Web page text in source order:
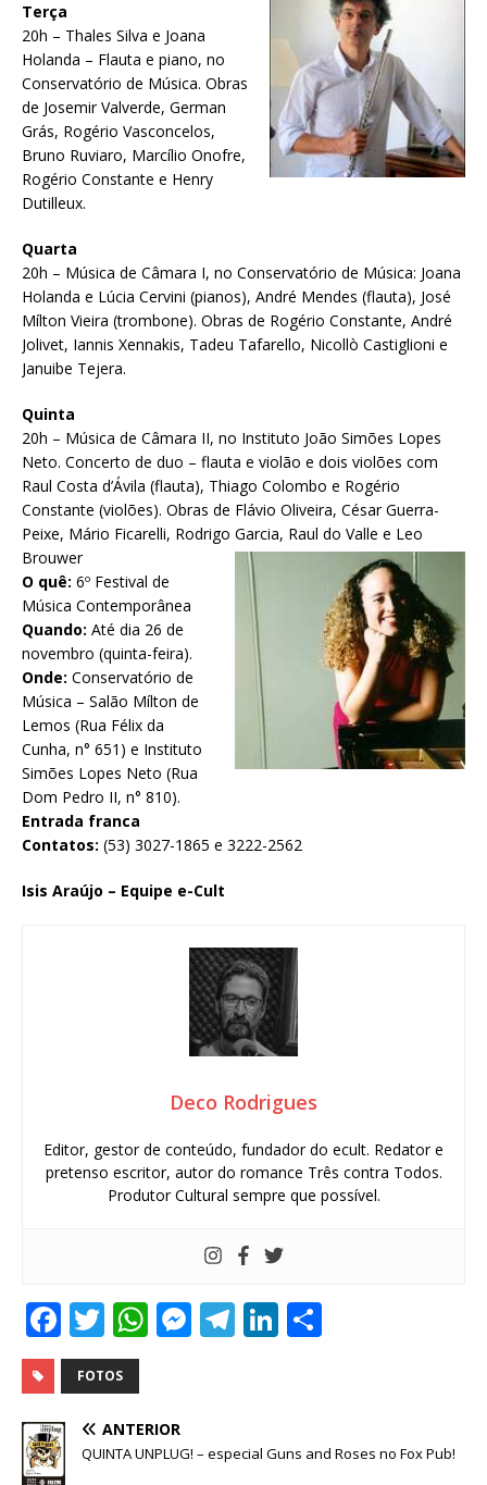
Terça
20h – Thales Silva e Joana
Holanda – Flauta e piano, no
Conservatório de Música. Obras
de Josemir Valverde, German
Grás, Rogério Vasconcelos,
Bruno Ruviaro, Marcílio Onofre,
Rogério Constante e Henry
Dutilleux.
Quarta
20h – Música de Câmara I, no Conservatório de Música: Joana
Holanda e Lúcia Cervini (pianos), André Mendes (flauta), José
Mílton Vieira (trombone). Obras de Rogério Constante, André
Jolivet, Iannis Xennakis, Tadeu Tafarello, Nicollò Castiglioni e
Januibe Tejera.
Quinta
20h – Música de Câmara II, no Instituto João Simões Lopes
Neto. Concerto de duo – flauta e violão e dois violões com
Raul Costa d’Ávila (flauta), Thiago Colombo e Rogério
Constante (violões). Obras de Flávio Oliveira, César Guerra-
Peixe, Mário Ficarelli, Rodrigo Garcia, Raul do Valle e Leo
Brouwer
O quê: 6º Festival de
Música Contemporânea
Quando: Até dia 26 de
novembro (quinta-feira).
Onde: Conservatório de
Música – Salão Mílton de
Lemos (Rua Félix da
Cunha, n° 651) e Instituto
Simões Lopes Neto (Rua
Dom Pedro II, n° 810).
Entrada franca
Contatos: (53) 3027-1865 e 3222-2562
Isis Araújo – Equipe e-Cult
Deco Rodrigues
Editor, gestor de conteúdo, fundador do ecult. Redator e
pretenso escritor, autor do romance Três contra Todos.
Produtor Cultural sempre que possível.
F
a
c
e
b
T
w
it
te
r
W
s
A
M
n
T
ra
Li
dI
FOTOS
ANTERIOR
QUINTA UNPLUG! – especial Guns and Roses no Fox Pub!